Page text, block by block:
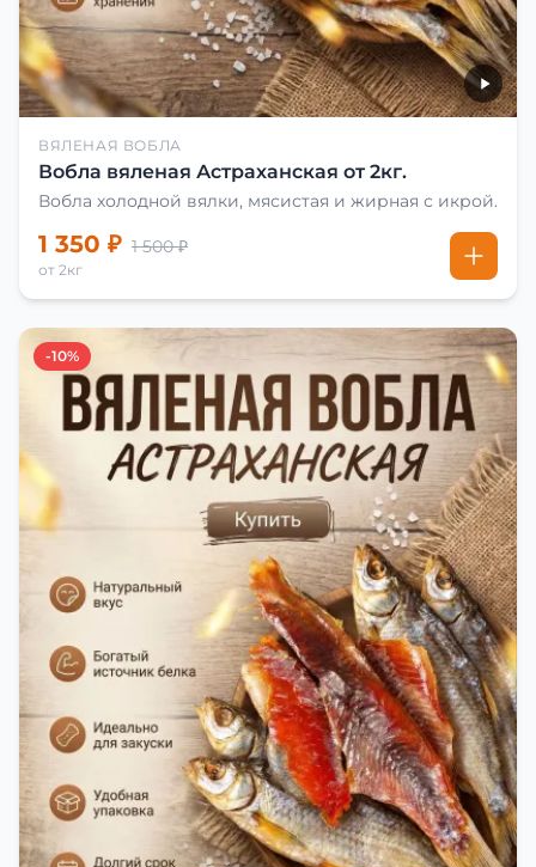
ВЯЛЕНАЯ ВОБЛА
Вобла вяленая Астраханская от 2кг.
Вобла холодной вялки, мясистая и жирная с икрой.
1 350 ₽ 1 500 ₽
от 2кг
-10%